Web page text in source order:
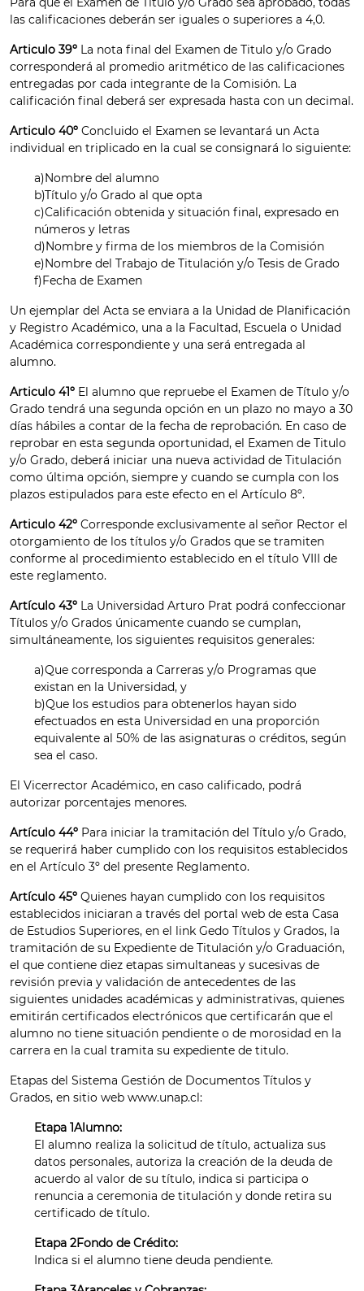
las calificaciones deberán ser iguales o superiores a 4,0.
Articulo 39º La nota final del Examen de Titulo y/o Grado
corresponderá al promedio aritmético de las calificaciones
entregadas por cada integrante de la Comisión. La
calificación final deberá ser expresada hasta con un decimal.
Articulo 40º Concluido el Examen se levantará un Acta
individual en triplicado en la cual se consignará lo siguiente:
a)Nombre del alumno
b)Título y/o Grado al que opta
c)Calificación obtenida y situación final, expresado en
números y letras
d)Nombre y firma de los miembros de la Comisión
e)Nombre del Trabajo de Titulación y/o Tesis de Grado
f)Fecha de Examen
Un ejemplar del Acta se enviara a la Unidad de Planificación
y Registro Académico, una a la Facultad, Escuela o Unidad
Académica correspondiente y una será entregada al
alumno.
Articulo 41º El alumno que repruebe el Examen de Título y/o
Grado tendrá una segunda opción en un plazo no mayo a 30
días hábiles a contar de la fecha de reprobación. En caso de
reprobar en esta segunda oportunidad, el Examen de Titulo
y/o Grado, deberá iniciar una nueva actividad de Titulación
como última opción, siempre y cuando se cumpla con los
plazos estipulados para este efecto en el Artículo 8º.
Articulo 42º Corresponde exclusivamente al señor Rector el
otorgamiento de los títulos y/o Grados que se tramiten
conforme al procedimiento establecido en el título VIII de
este reglamento.
Artículo 43º La Universidad Arturo Prat podrá confeccionar
Títulos y/o Grados únicamente cuando se cumplan,
simultáneamente, los siguientes requisitos generales:
a)Que corresponda a Carreras y/o Programas que
existan en la Universidad, y
b)Que los estudios para obtenerlos hayan sido
efectuados en esta Universidad en una proporción
equivalente al 50% de las asignaturas o créditos, según
sea el caso.
El Vicerrector Académico, en caso calificado, podrá
autorizar porcentajes menores.
Artículo 44º Para iniciar la tramitación del Título y/o Grado,
se requerirá haber cumplido con los requisitos establecidos
en el Artículo 3º del presente Reglamento.
Artículo 45º Quienes hayan cumplido con los requisitos
establecidos iniciaran a través del portal web de esta Casa
de Estudios Superiores, en el link Gedo Títulos y Grados, la
tramitación de su Expediente de Titulación y/o Graduación,
el que contiene diez etapas simultaneas y sucesivas de
revisión previa y validación de antecedentes de las
siguientes unidades académicas y administrativas, quienes
emitirán certificados electrónicos que certificarán que el
alumno no tiene situación pendiente o de morosidad en la
carrera en la cual tramita su expediente de titulo.
Etapas del Sistema Gestión de Documentos Títulos y
Grados, en sitio web www.unap.cl:
Etapa 1Alumno:
El alumno realiza la solicitud de título, actualiza sus
datos personales, autoriza la creación de la deuda de
acuerdo al valor de su título, indica si participa o
renuncia a ceremonia de titulación y donde retira su
certificado de título.
Etapa 2Fondo de Crédito:
Indica si el alumno tiene deuda pendiente.